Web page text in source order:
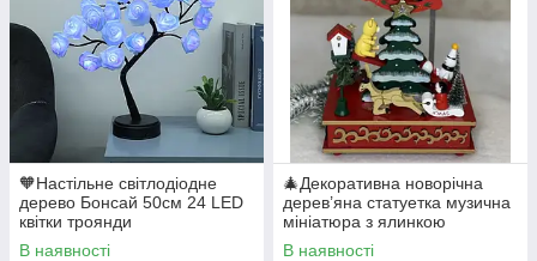
🧡Настільне світлодіодне
дерево Бонсай 50см 24 LED
квітки троянди
В наявності
🎄Декоративна новорічна
дерев’яна статуетка музична
мініатюра з ялинкою
28х17х12 см
В наявності